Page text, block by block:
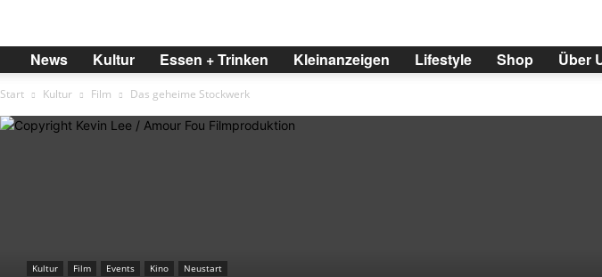
News Kultur Essen + Trinken Kleinanzeigen Lifestyle Shop Über
Start Kultur Film Das geheime Stockwerk
Kultur Film Events Kino Neustart